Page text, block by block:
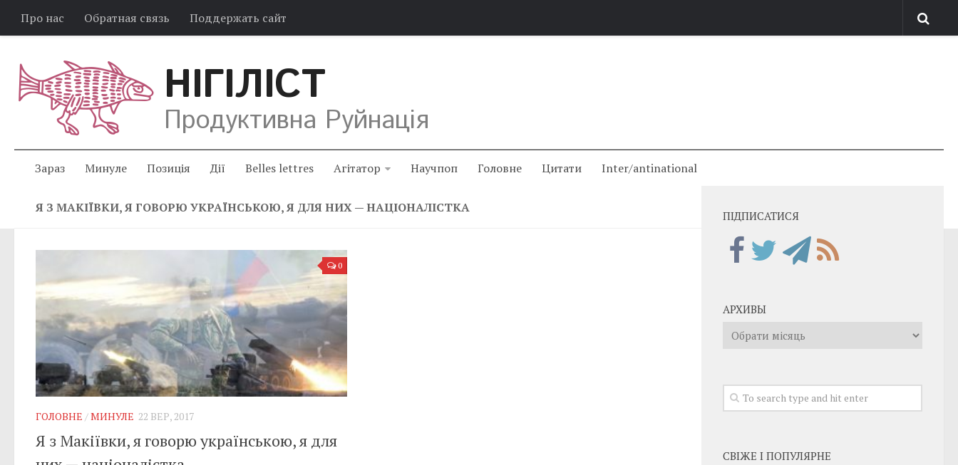
Про нас Обратная связь Поддержать сайт
НІГІЛІСТ
Продуктивна Руйнація
Зараз Минуле Позиція Дії Belles lettres Агітатор Научпоп Головне Цитати Inter/antinational
Я З МАКІЇВКИ, Я ГОВОРЮ УКРАЇНСЬКОЮ, Я ДЛЯ НИХ — НАЦІОНАЛІСТКА
0
ГОЛОВНЕ /МИНУЛЕ 22 ВЕР, 2017
Я з Макіївки, я говорю українською, я для
ПІДПИСАТИСЯ
АРХИВЫ
Архивы
СВІЖЕ І ПОПУЛЯРНЕ